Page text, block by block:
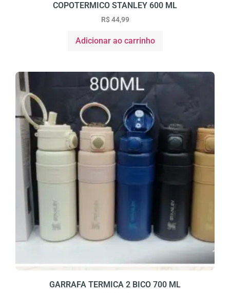
COPOTERMICO STANLEY 600 ML
R$44,99
Adicionar ao carrinho
GARRAFA TERMICA 2 BICO 700 ML